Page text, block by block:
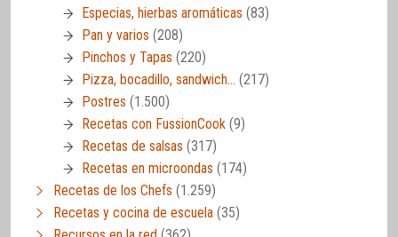
Especias, hierbas aromáticas (83)
Pan y varios (208)
Pinchos y Tapas (220)
Pizza, bocadillo, sandwich… (217)
Postres (1.500)
Recetas con FussionCook (9)
Recetas de salsas (317)
Recetas en microondas (174)
Recetas de los Chefs (1.259)
Recetas y cocina de escuela (35)